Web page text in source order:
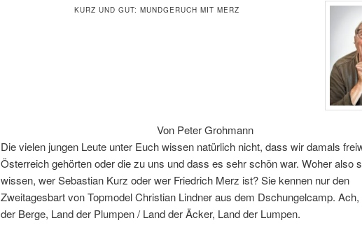
KURZ UND GUT: MUNDGERUCH MIT MERZ
Von Peter Grohmann
Die vielen jungen Leute unter Euch wissen natürlich nicht, dass wir damals
Österreich gehörten oder die zu uns und dass es sehr schön war. Woher also
wissen, wer Sebastian Kurz oder wer Friedrich Merz ist? Sie kennen nur den
Zweitagesbart von Topmodel Christian Lindner aus dem Dschungelcamp. Ach,
der Berge, Land der Plumpen / Land der Äcker, Land der Lumpen.